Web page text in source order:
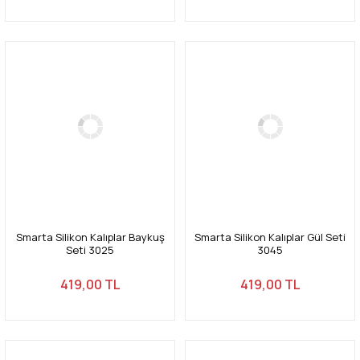
Smarta Silikon Kalıplar Baykuş
Seti 3025
419,00 TL
Smarta Silikon Kalıplar Gül Seti
3045
419,00 TL